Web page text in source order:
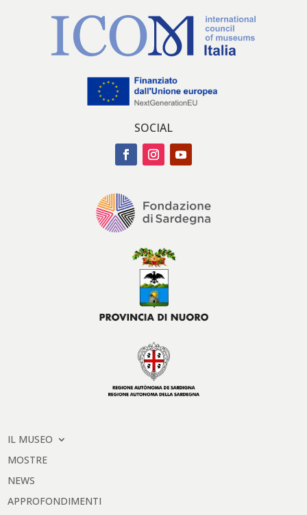
SOCIAL
IL MUSEO
MOSTRE
NEWS
APPROFONDIMENTI